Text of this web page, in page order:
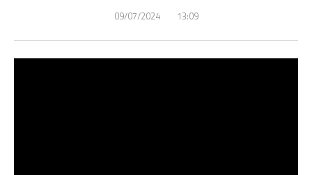
09/07/2024 13:09